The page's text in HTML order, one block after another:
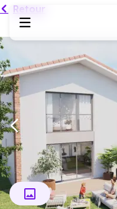
Programmes neufs
Habiter
Investir
Actualités
Retour